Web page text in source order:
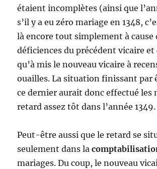
étaient incomplètes (ainsi que
s’il y a eu zéro mariage en 1348,
là encore tout simplement à cause
déficiences du précédent vicaire
qu’à mis le nouveau vicaire à
ouailles. La situation finissant par
ce dernier aurait donc effectué les
retard assez tôt dans l’année 1349.
Peut-être aussi que le retard se
seulement dans la
mariages. Du coup, le nouveau